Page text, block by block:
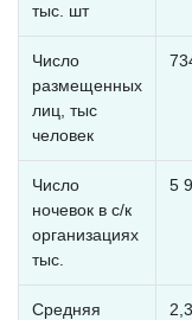
тыс. шт
Число
размещенных
лиц, тыс
человек
Число
ночевок в с/к
организациях
тыс.
5
Средняя